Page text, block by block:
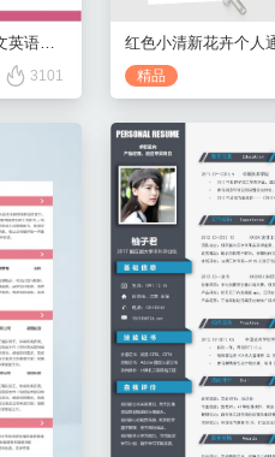
3101 精品